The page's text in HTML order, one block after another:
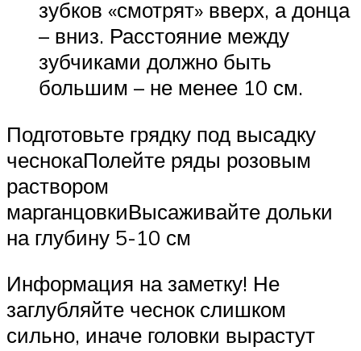
зубков «смотрят» вверх, а донца
– вниз. Расстояние между
зубчиками должно быть
большим – не менее 10 см.
Подготовьте грядку под высадку
чеснокаПолейте ряды розовым
раствором
марганцовкиВысаживайте дольки
на глубину 5-10 см
Информация на заметку! Не
заглубляйте чеснок слишком
сильно, иначе головки вырастут